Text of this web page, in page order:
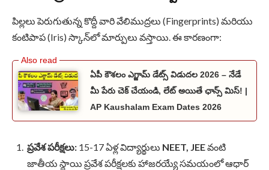
పిల్లలు పెరుగుతున్న కొద్దీ వారి వేలిముద్రలు (Fingerprints) మరియు
కంటిపాప (Iris) స్కాన్‌లో మార్పులు వస్తాయి. ఈ కారణంగా:
ఏపీ కౌశలం ఎగ్జామ్ డేట్స్ విడుదల 2026 – నేడే
మీ పేరు చెక్ చేయండి, లేట్ అయితే ఛాన్స్ మిస్! |
AP Kaushalam Exam Dates 2026
ప్రవేశ పరీక్షలు: 15-17 ఏళ్ల విద్యార్థులు NEET, JEEవంటి
జాతీయ స్థాయి ప్రవేశ పరీక్షలకు హాజరయ్యే సమయంలో ఆధార్